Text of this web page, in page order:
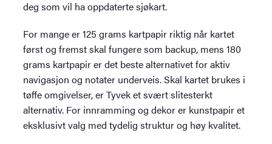
deg som vil ha oppdaterte sjøkart.
For mange er 125 grams kartpapir riktig når kartet
først og fremst skal fungere som backup, mens 180
grams kartpapir er det beste alternativet for aktiv
navigasjon og notater underveis. Skal kartet brukes i
tøffe omgivelser, er Tyvek et svært slitesterkt
alternativ. For innramming og dekor er kunstpapir et
eksklusivt valg med tydelig struktur og høy kvalitet.